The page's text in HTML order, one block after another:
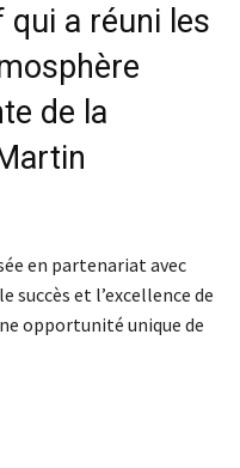
a réuni les
de la
en partenariat avec
succès et l’excellence de
opportunité unique de